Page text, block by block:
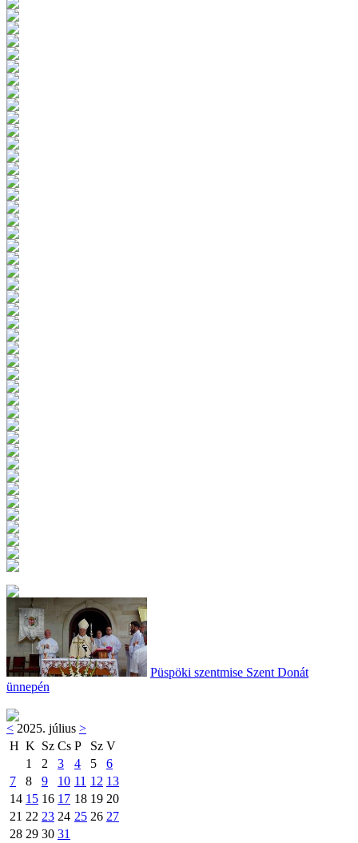
Püspöki szentmise Szent Donát
ünnepén
< 2025. július >
H K Sz Cs P Sz V
1
2 3 4 5
6
7
8 9 10 11 12 13
14 15 16 17 18 19 20
21 22 23 24 25 26 27
28 29 30 31